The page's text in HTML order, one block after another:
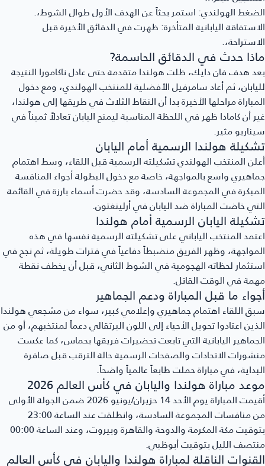
الضغط الهولندي: استمر بحثاً عن الهدف الأول طوال الشوط،.
الاستفاقة اليابانية المتأخرة: ظهرت في الدقائق الأخيرة قبل
الاستراحة،.
ماذا حدث في الدقائق الحاسمة?
بعد هدف فان دايك، ظلت هولندا متقدمة حتى عادل ناكامورا النتيجة
لليابان، ثم أعاد سامرفيل الأفضلية للمنتخب الهولندي، ومع دخول
المباراة مراحلها الأخيرة بدا أن النقاط الثلاث في طريقها إلى هولندا،
غير أن كامادا ظهر في اللحظة المناسبة ليمنح اليابان تعادلاً ثميناً في
سيناريو مثير.
تشكيلة هولندا الرسمية أمام اليابان
أعلن المنتخب الهولندي تشكيلته الرسمية قبل اللقاء، وسط اهتمام
جماهيري واسع بالمواجهة، خاصة مع دخول البطولة أجواء المنافسة
المبكرة في المجموعة السادسة، وقد حضرت أسماء بارزة في القائمة
التي خاضت المباراة ضد اليابان في أرلينغتون.
تشكيلة اليابان الرسمية أمام هولندا
اعتمد المنتخب الياباني على تشكيلته الرسمية نفسها في هذه
المواجهة، وظهر الفريق منضبطاً دفاعياً في فترات طويلة، ثم نجح في
استثمار لحظاته الهجومية في الشوط الثاني، قبل أن يخطف نقطة
مهمة في الوقت القاتل.
أجواء ما قبل المباراة ودعم الجماهير
سبق اللقاء اهتمام جماهيري وإعلامي كبير، سواء من مشجعي هولندا
الذين اعتادوا تحويل الأحياء إلى اللون البرتقالي دعماً لمنتخبهم، أو من
الجماهير اليابانية التي تابعت تحضيرات فريقها بحماس، كما عكست
منشورات الاتحادات والصفحات الرسمية حالة الترقب قبل صافرة
البداية، في مباراة حملت طابعاً عالمياً واضحاً.
موعد مباراة هولندا واليابان في كأس العالم 2026
أقيمت المباراة يوم الأحد 14 حزيران/يونيو 2026 ضمن الجولة الأولى
من منافسات المجموعة السادسة، وانطلقت عند الساعة 23:00
بتوقيت مكة المكرمة والدوحة والقاهرة وبيروت، وعند الساعة 00:00
منتصف الليل بتوقيت أبوظبي.
القنوات الناقلة لمباراة هولندا واليابان في كأس العالم